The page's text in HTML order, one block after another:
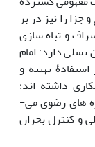
جزا را نیز در بر
و تباه­ سازی
دارد؛ امام
بهینه و
داشته ­اند؛
بنابراین افزایش آگاهی عمومی و توجه به آموزه­ های رضوی می­
و کنترل بحران